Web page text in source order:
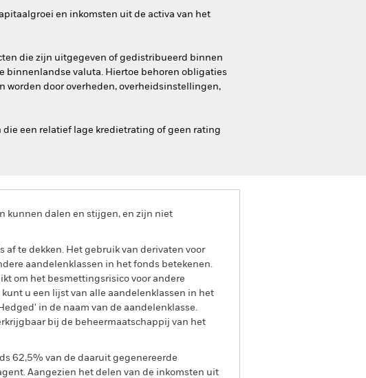
en inkomsten uit de activa van het
die zijn uitgegeven of gedistribueerd binnen
binnenlandse valuta. Hiertoe behoren obligaties
worden door overheden, overheidsinstellingen,
een relatief lage kredietrating of geen rating
kunnen dalen en stijgen, en zijn niet
te dekken. Het gebruik van derivaten voor
aandelenklassen in het fonds betekenen.
om het besmettingsrisico voor andere
u een lijst van alle aandelenklassen in het
in de naam van de aandelenklasse.
bij de beheermaatschappij van het
62,5% van de daaruit gegenereerde
Aangezien het delen van de inkomsten uit